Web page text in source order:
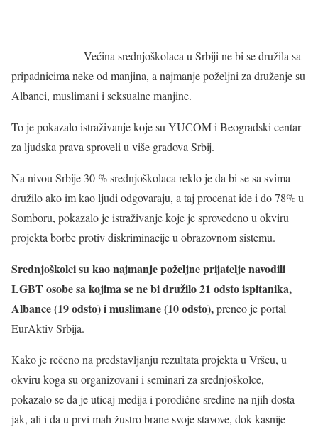
Većina srednjoškolaca u Srbiji ne bi se družila sa
pripadnicima neke od manjina, a najmanje poželjni za druženje su
Albanci, muslimani i seksualne manjine.
To je pokazalo istraživanje koje su YUCOM i Beogradski centar
za ljudska prava sproveli u više gradova Srbij.
Na nivou Srbije 30 % srednjoškolaca reklo je da bi se sa svima
družilo ako im kao ljudi odgovaraju, a taj procenat ide i do 78% u
Somboru, pokazalo je istraživanje koje je sprovedeno u okviru
projekta borbe protiv diskriminacije u obrazovnom sistemu.
Srednjoškolci su kao najmanje poželjne prijatelje navodili
LGBT osobe sa kojima se ne bi družilo 21 odsto ispitanika,
Albance (19 odsto) i muslimane (10 odsto),preneo je portal
EurAktiv Srbija.
Kako je rečeno na predstavljanju rezultata projekta u Vršcu, u
okviru koga su organizovani i seminari za srednjoškolce,
pokazalo se da je uticaj medija i porodične sredine na njih dosta
jak, ali i da u prvi mah žustro brane svoje stavove, dok kasnije